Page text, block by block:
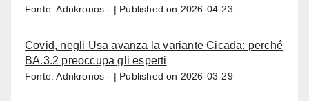
Fonte: Adnkronos - Published on 2026-04-23
Covid, negli Usa avanza la variante Cicada: perché
BA.3.2 preoccupa gli esperti
Fonte: Adnkronos - Published on 2026-03-29